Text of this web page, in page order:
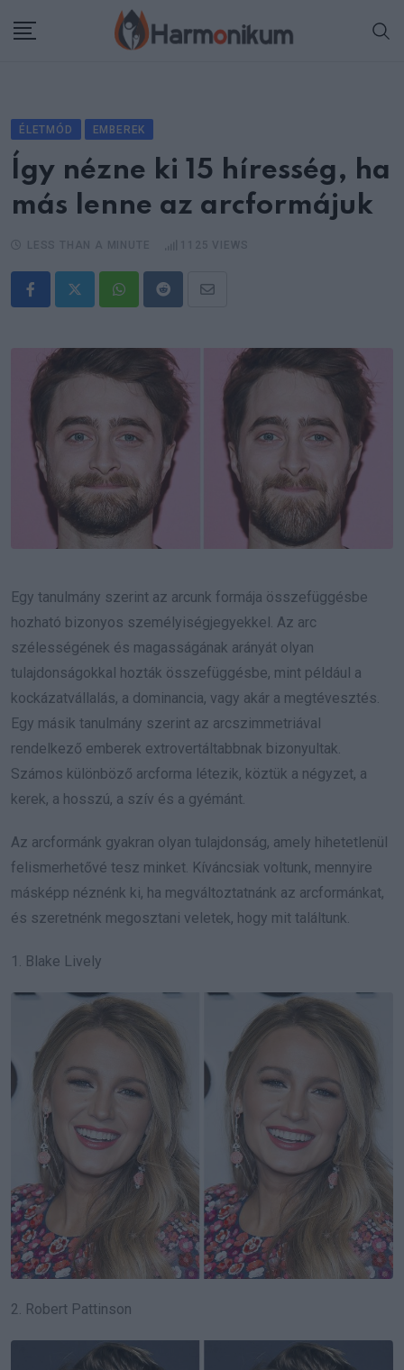
ÉLETMÓD EMBEREK
Így nézne ki 15 híresség, ha
más lenne az arcformájuk
WhatsappRedditShare
Email
Egy tanulmány szerint az arcunk formája összefüggésbe
hozható bizonyos személyiségjegyekkel. Az arc
szélességének és magasságának arányát olyan
tulajdonságokkal hozták összefüggésbe, mint például a
kockázatvállalás, a dominancia, vagy akár a megtévesztés.
Egy másik tanulmány szerint az arcszimmetriával
rendelkező emberek extrovertáltabbnak bizonyultak.
Számos különböző arcforma létezik, köztük a négyzet, a
kerek, a hosszú, a szív és a gyémánt.
Az arcformánk gyakran olyan tulajdonság, amely hihetetlenül
felismerhetővé tesz minket. Kíváncsiak voltunk, mennyire
másképp néznénk ki, ha megváltoztatnánk az arcformánkat,
és szeretnénk megosztani veletek, hogy mit találtunk.
1. Blake Lively
2. Robert Pattinson